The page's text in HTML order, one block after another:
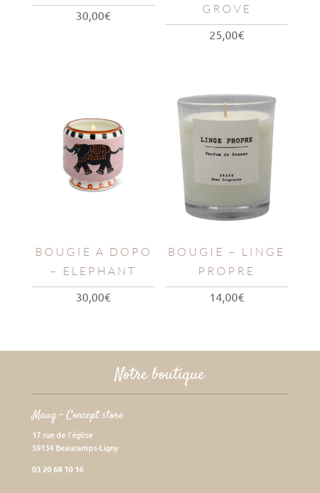
30,00€
GROVE
25,00€
BOUGIE A DOPO
– ELEPHANT
30,00€
BOUGIE – LINGE
PROPRE
14,00€
Notre boutique
Maug – Concept store
17 rue de l’église
59134 Beaucamps-Ligny
03 20 68 10 16